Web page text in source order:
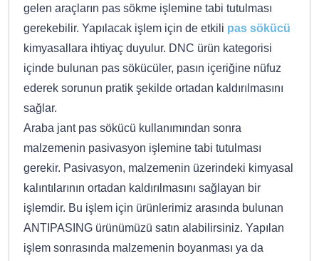
gelen araçların pas sökme işlemine tabi tutulması
gerekebilir. Yapılacak işlem için de etkili pas sökücü
kimyasallara ihtiyaç duyulur. DNC ürün kategorisi
içinde bulunan pas sökücüler, pasın içeriğine nüfuz
ederek sorunun pratik şekilde ortadan kaldırılmasını
sağlar.
Araba jant pas sökücü kullanımından sonra
malzemenin pasivasyon işlemine tabi tutulması
gerekir. Pasivasyon, malzemenin üzerindeki kimyasal
kalıntılarının ortadan kaldırılmasını sağlayan bir
işlemdir. Bu işlem için ürünlerimiz arasında bulunan
ANTIPASING ürünümüzü satın alabilirsiniz. Yapılan
işlem sonrasında malzemenin boyanması ya da